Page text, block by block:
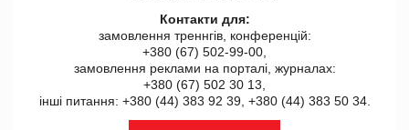
Контакти для:
замовлення треннгів, конференцій:
+380 (67) 502-99-00,
замовлення реклами на порталі, журналах:
+380 (67) 502 30 13,
інші питання: +380 (44) 383 92 39, +380 (44) 383 50 34.